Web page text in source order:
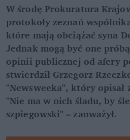
W środę Prokuratura
protokoły zeznań
które mają obciążać syna
Jednak mogą być one
opinii publicznej od afery
stwierdził Grzegorz
"Newsweeka", który opisał
"Nie ma w nich śladu, by
szpiegowski" – zauważył.